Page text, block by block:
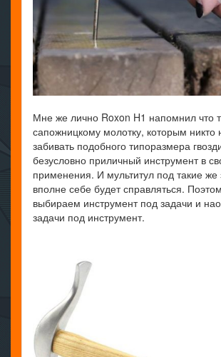
Мне же лично Roxon H1 напомнил что
сапожницкому молотку, которым никто
забивать подобного типоразмера
безусловно приличный инструмент в
применения. И мультитул под такие же
вполне себе будет справляться.
выбираем инструмент под задачи и
задачи под инструмент.